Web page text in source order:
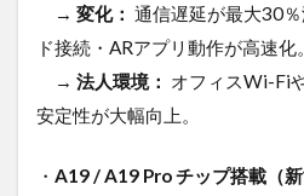
→ 変化： 通信遅延が最大30
ド接続・ARアプリ動作が高速化。
→ 法人環境： オフィスWi-Fi
安定性が大幅向上。
・ A19 / A19 Pro チップ搭載（